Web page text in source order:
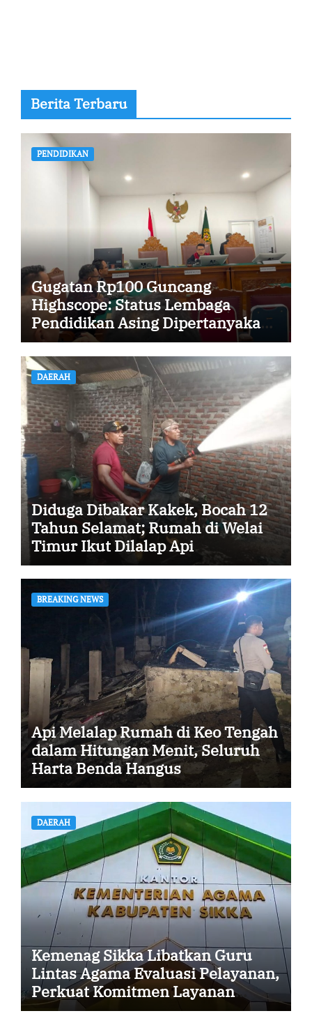
Berita Terbaru
PENDIDIKAN
Gugatan Rp100 Guncang
Highscope: Status Lembaga
Pendidikan Asing Dipertanyakan,
Ada Apa?
DAERAH
Diduga Dibakar Kakek, Bocah 12
Tahun Selamat; Rumah di Welai
Timur Ikut Dilalap Api
BREAKING NEWS
Api Melalap Rumah di Keo Tengah
dalam Hitungan Menit, Seluruh
Harta Benda Hangus
DAERAH
Kemenag Sikka Libatkan Guru
Lintas Agama Evaluasi Pelayanan,
Perkuat Komitmen Layanan
Profesional dan Humanis